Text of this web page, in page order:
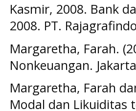
Kasmir, 2008. Bank
2008. PT.
Margaretha, Farah.
Nonkeuangan.
Margaretha, Farah
Modal dan Likuiditas